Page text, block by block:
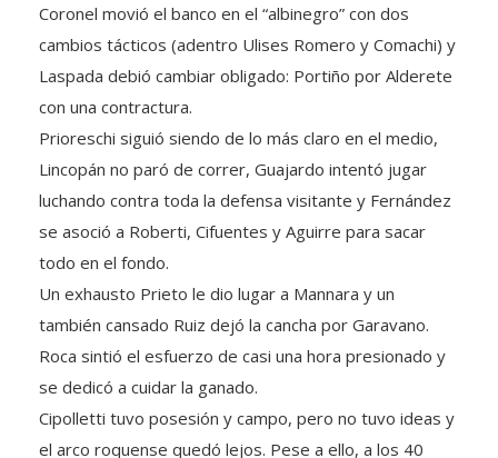
cambios tácticos (adentro Ulises Romero y Comachi) y
Laspada debió cambiar obligado: Portiño por Alderete
con una contractura.
Prioreschi siguió siendo de lo más claro en el medio,
Lincopán no paró de correr, Guajardo intentó jugar
luchando contra toda la defensa visitante y Fernández
se asoció a Roberti, Cifuentes y Aguirre para sacar
todo en el fondo.
Un exhausto Prieto le dio lugar a Mannara y un
también cansado Ruiz dejó la cancha por Garavano.
Roca sintió el esfuerzo de casi una hora presionado y
se dedicó a cuidar la ganado.
Cipolletti tuvo posesión y campo, pero no tuvo ideas y
el arco roquense quedó lejos. Pese a ello, a los 40